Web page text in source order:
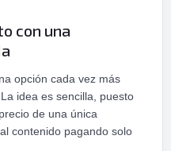
con una
opción cada vez más
idea es sencilla, puesto
de una única
contenido pagando solo